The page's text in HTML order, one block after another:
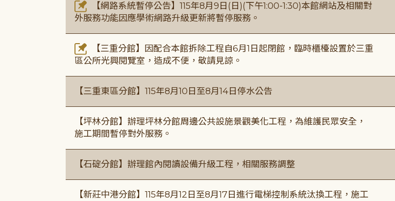
【網路系統暫停公告】115年8月9日(日)(下午1:00-1:30)本館網站及相關對
外服務功能因應學術網路升級更新將暫停服務。
【三重分館】因配合本館拆除工程自6月1日起閉館，臨時櫃檯設置於三重
區公所光興閱覽室，造成不便，敬請見諒。
【三重東區分館】115年8月10日至8月14日停水公告
【坪林分館】辦理坪林分館周邊公共設施景觀美化工程，為維護民眾安全，
施工期間暫停對外服務。
【石碇分館】辦理館內閱讀設備升級工程，相關服務調整
【新莊中港分館】115年8月12日至8月17日進行電梯控制系統汰換工程，施工